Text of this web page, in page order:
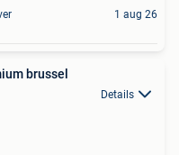
1 aug 26
brussel
Details